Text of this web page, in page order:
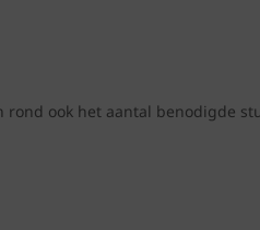
ook het aantal benodigde